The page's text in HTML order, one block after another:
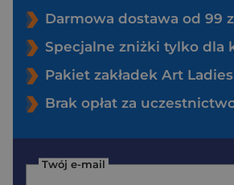
Darmowa dostawa od 99
Specjalne zniżki tylko dla
Pakiet zakładek Art Ladies
Brak opłat za
Twój e-mail